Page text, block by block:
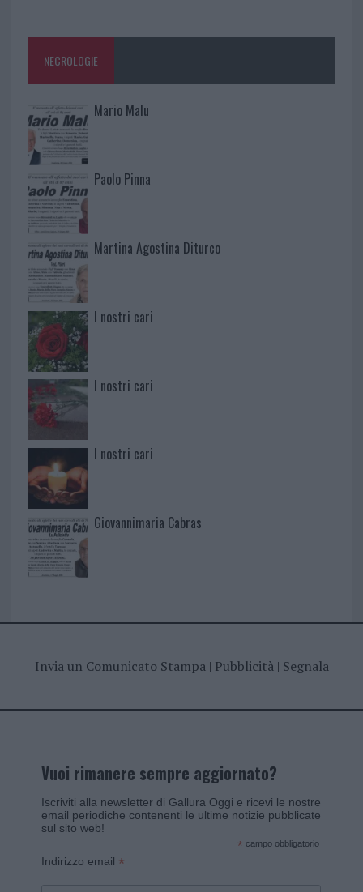
NECROLOGIE
Mario Malu
Paolo Pinna
Martina Agostina Diturco
I nostri cari
I nostri cari
I nostri cari
Giovannimaria Cabras
Invia un Comunicato Stampa| Pubblicità| Segnala
Vuoi rimanere sempre aggiornato?
Iscriviti alla newsletter di Gallura Oggi e ricevi le nostre
email periodiche contenenti le ultime notizie pubblicate
sul sito web!
* campo obbligatorio
Indirizzo email *